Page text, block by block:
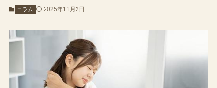
コラム 2025年11月2日